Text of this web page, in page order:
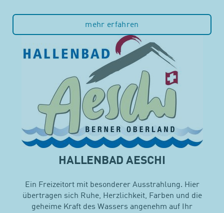
mehr erfahren
HALLENBAD AESCHI
Ein Freizeitort mit besonderer Ausstrahlung. Hier
übertragen sich Ruhe, Herzlichkeit, Farben und die
geheime Kraft des Wassers angenehm auf Ihr